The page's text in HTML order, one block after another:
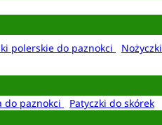
polerskie do paznokci
do paznokci
Patyczki do skórek